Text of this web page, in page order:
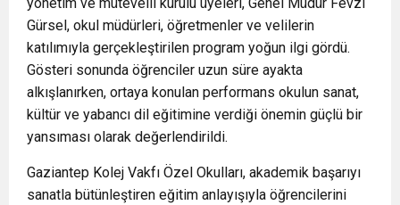
yönetim ve mütevelli kurulu üyeleri, Genel Müdür Fevzi
Gürsel, okul müdürleri, öğretmenler ve velilerin
katılımıyla gerçekleştirilen program yoğun ilgi gördü.
Gösteri sonunda öğrenciler uzun süre ayakta
alkışlanırken, ortaya konulan performans okulun sanat,
kültür ve yabancı dil eğitimine verdiği önemin güçlü bir
yansıması olarak değerlendirildi.
Gaziantep Kolej Vakfı Özel Okulları, akademik başarıyı
sanatla bütünleştiren eğitim anlayışıyla öğrencilerini